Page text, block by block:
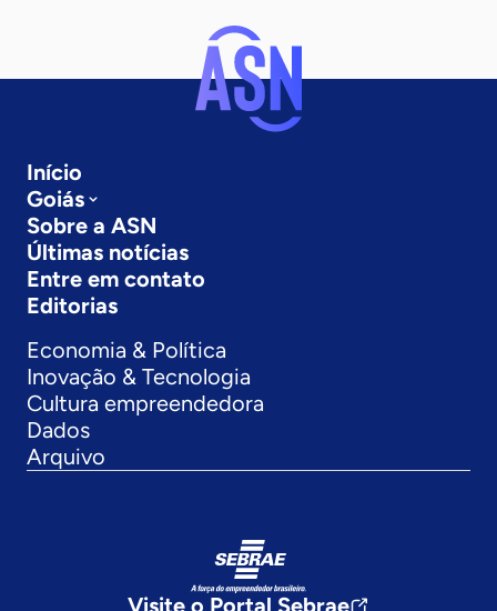
Início
Goiás
Sobre a ASN
Últimas notícias
Entre em contato
Editorias
Economia & Política
Inovação & Tecnologia
Cultura empreendedora
Dados
Arquivo